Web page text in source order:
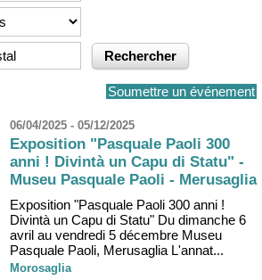
Soumettre un événement
06/04/2025 - 05/12/2025
Exposition "Pasquale Paoli 300
anni ! Divintà un Capu di Statu" -
Museu Pasquale Paoli - Merusaglia
Exposition "Pasquale Paoli 300 anni !
Divintà un Capu di Statu" Du dimanche 6
avril au vendredi 5 décembre Museu
Pasquale Paoli, Merusaglia L'annat...
Morosaglia